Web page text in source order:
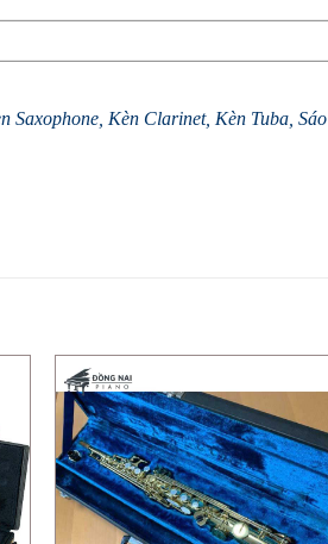
Saxophone, Kèn Clarinet, Kèn Tuba Sáo